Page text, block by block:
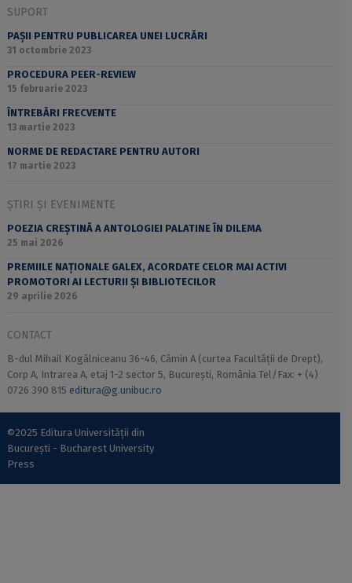
SUPORT
PAȘII PENTRU PUBLICAREA UNEI LUCRĂRI
31 octombrie 2023
PROCEDURA PEER-REVIEW
15 februarie 2023
ÎNTREBĂRI FRECVENTE
13 martie 2023
NORME DE REDACTARE PENTRU AUTORI
17 martie 2023
ȘTIRI ȘI EVENIMENTE
POEZIA CREȘTINĂ A ANTOLOGIEI PALATINE ÎN DILEMA
25 mai 2026
PREMIILE NAȚIONALE GALEX, ACORDATE CELOR MAI ACTIVI
PROMOTORI AI LECTURII ȘI BIBLIOTECILOR
29 aprilie 2026
CONTACT
B-dul Mihail Kogălniceanu 36-46, Cămin A (curtea Facultății de Drept),
Corp A, Intrarea A, etaj 1-2 sector 5, București, România Tel/Fax: + (4)
0726 390 815 editura@g.unibuc.ro
©2025 Editura Universității din
București - Bucharest University
Press